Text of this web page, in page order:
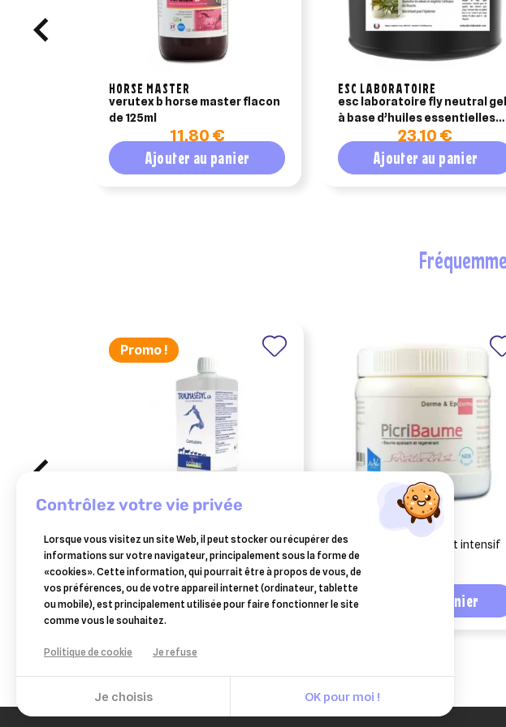
HORSE MASTER
verutex b horse master flacon
de 125ml
11,80 €
Ajouter au panier
ESC LABORATOIRE
esc laboratoire fly neutral gel
à base d’huiles essentielles
23,10 €
Ajouter au panier
Promo !
BOIRON
traumasedyl 1 litre solution
buvable pour traumatismes
58,99 €
Ajouter au panier
FARNAM
picri-baume cicatrisant intensif
cheval pot 150 ml
Ajouter au panier
contrôlez votre vie privée
Lorsque vous visitez un site Web, il peut stocker ou récupérer des
informations sur votre navigateur, principalement sous la forme de
«cookies». Cette information, qui pourrait être à propos de vous, de
vos préférences, ou de votre appareil internet (ordinateur, tablette
ou mobile), est principalement utilisée pour faire fonctionner le site
comme vous le souhaitez.
Politique de cookie Je refuse
Je choisis OK pour moi !